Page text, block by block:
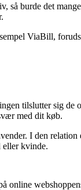
så burde det
ViaBill,
tilslutter sig de
med dit køb.
I den relation
eller kvinde.
online